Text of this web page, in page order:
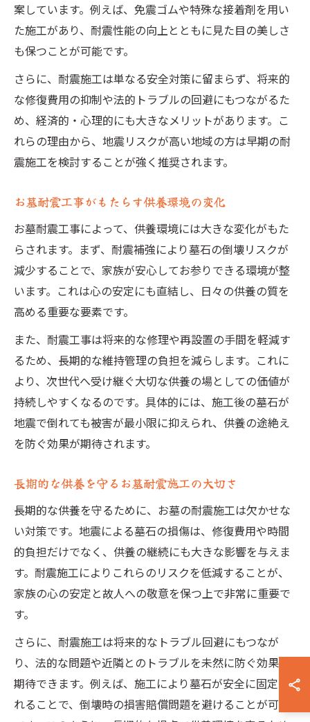
案しています。例えば、免震ゴムや特殊な接着剤を用い
た施工があり、耐震性能の向上とともに見た目の美しさ
も保つことが可能です。
さらに、耐震施工は単なる安全対策に留まらず、将来的
な修復費用の抑制や法的トラブルの回避にもつながるた
め、経済的・心理的にも大きなメリットがあります。こ
れらの理由から、地震リスクが高い地域の方は早期の耐
震施工を検討することが強く推奨されます。
お墓耐震工事がもたらす供養環境の変化
お墓耐震工事によって、供養環境には大きな変化がもた
らされます。まず、耐震補強により墓石の倒壊リスクが
減少することで、家族が安心してお参りできる環境が整
います。これは心の安定にも直結し、日々の供養の質を
高める重要な要素です。
また、耐震工事は将来的な修理や再設置の手間を軽減す
るため、長期的な維持管理の負担を減らします。これに
より、次世代へ受け継ぐ大切な供養の場としての価値が
持続しやすくなるのです。具体的には、施工後の墓石が
地震で倒れても被害が最小限に抑えられ、供養の途絶え
を防ぐ効果が期待されます。
長期的な供養を守るお墓耐震施工の大切さ
長期的な供養を守るために、お墓の耐震施工は欠かせな
い対策です。地震による墓石の損傷は、修復費用や時間
的負担だけでなく、供養の継続にも大きな影響を与えま
す。耐震施工によりこれらのリスクを低減することが、
家族の心の安定と故人への敬意を保つ上で非常に重要で
す。
さらに、耐震施工は将来的なトラブル回避にもつなが
り、法的な問題や近隣とのトラブルを未然に防ぐ効果も
期待できます。例えば、施工により墓石が安全に固定さ
れることで、倒壊時の損害賠償問題を避けることが可能